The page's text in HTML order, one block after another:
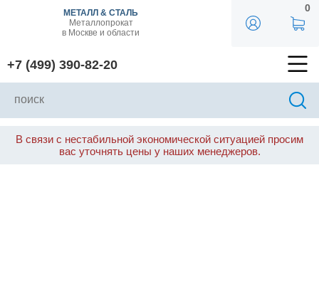
МЕТАЛЛ & СТАЛЬ
Металлопрокат
в Москве и области
+7 (499) 390-82-20
0
В связи с нестабильной экономической ситуацией просим
вас уточнять цены у наших менеджеров.